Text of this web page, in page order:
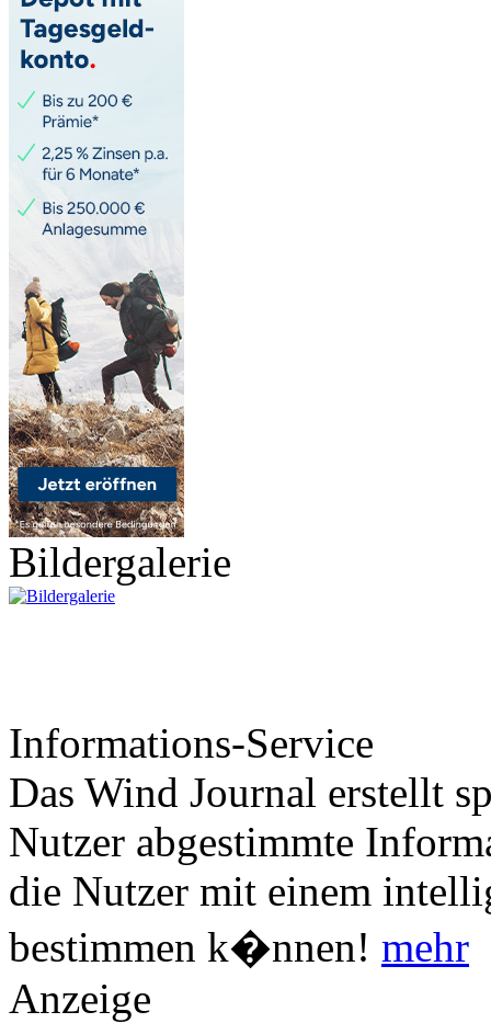
Bildergalerie
Informations-Service
Das Wind Journal erstellt
Nutzer abgestimmte
die Nutzer mit einem
bestimmen k�nnen! mehr
Anzeige